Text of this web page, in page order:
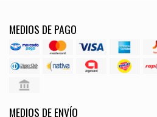
MEDIOS DE PAGO
MEDIOS DE ENVÍO